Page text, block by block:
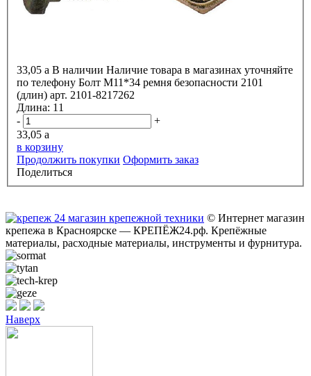
33,05 a В наличии Наличие товара в магазинах уточняйте
по телефону Болт М11*34 ремня безопасности 2101
(длин) арт. 2101-8217262
Длина: 11
-
+
33,05 a
в корзину
Продолжить покупки Оформить заказ
Поделиться
© Интернет магазин
крепежа в Красноярске — КРЕПЁЖ24.рф. Крепёжные
материалы, расходные материалы, инструменты и фурнитура.
Наверх